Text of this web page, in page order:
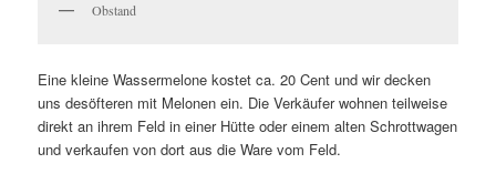
Obstand
Eine kleine Wassermelone kostet ca. 20 Cent und wir decken
uns desöfteren mit Melonen ein. Die Verkäufer wohnen teilweise
direkt an ihrem Feld in einer Hütte oder einem alten Schrottwagen
und verkaufen von dort aus die Ware vom Feld.